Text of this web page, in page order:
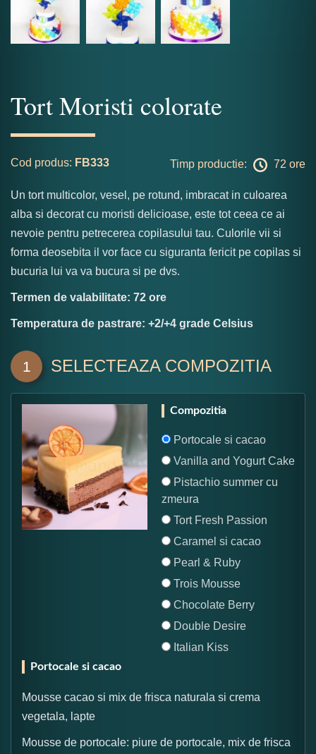
Tort Moristi colorate
Cod produs: FB333 Timp productie: 72 ore
Un tort multicolor, vesel, pe rotund, imbracat in culoarea
alba si decorat cu moristi delicioase, este tot ceea ce ai
nevoie pentru petrecerea copilasului tau. Culorile vii si
forma deosebita il vor face cu siguranta fericit pe copilas si
bucuria lui va va bucura si pe dvs.
Termen de valabilitate: 72 ore
Temperatura de pastrare: +2/+4 grade Celsius
1 SELECTEAZA COMPOZITIA
Compozitia
Portocale si cacao
Vanilla and Yogurt Cake
Pistachio summer cu
zmeura
Tort Fresh Passion
Caramel si cacao
Pearl & Ruby
Trois Mousse
Chocolate Berry
Double Desire
Italian Kiss
Portocale si cacao
Mousse cacao si mix de frisca naturala si crema
vegetala, lapte
Mousse de portocale: piure de portocale, mix de frisca